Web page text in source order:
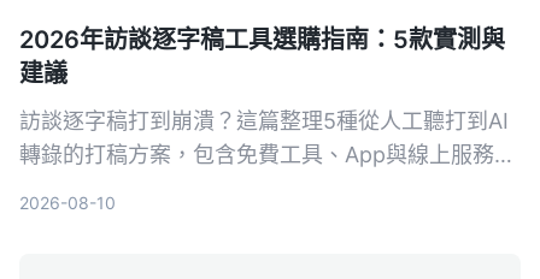
2026年訪談逐字稿工具選購指南：5款實測與
建議
訪談逐字稿打到崩潰？這篇整理5種從人工聽打到AI
轉錄的打稿方案，包含免費工具、App與線上服務，
2026-08-10